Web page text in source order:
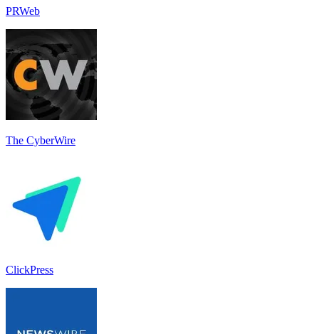
PRWeb
The CyberWire
ClickPress